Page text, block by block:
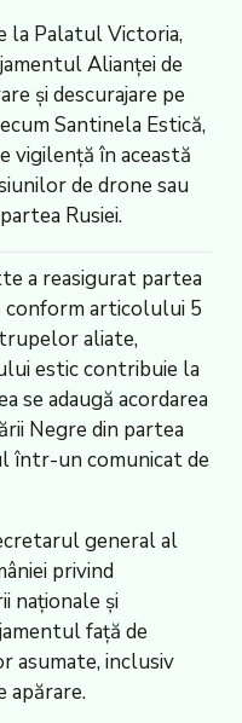
la Palatul Victoria,
Alianței de
și descurajare pe
Santinela Estică,
vigilență în această
de drone sau
Rusiei.
a reasigurat partea
conform articolului 5
aliate,
estic contribuie la
se adaugă acordarea
Negre din partea
într-un comunicat de
general al
privind
naționale și
față de
asumate, inclusiv
apărare.